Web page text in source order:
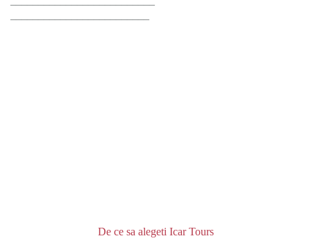
De ce sa alegeti Icar Tours